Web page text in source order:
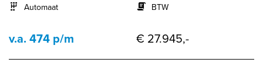
Automaat
BTW
v.a. 474 p/m € 27.945,-